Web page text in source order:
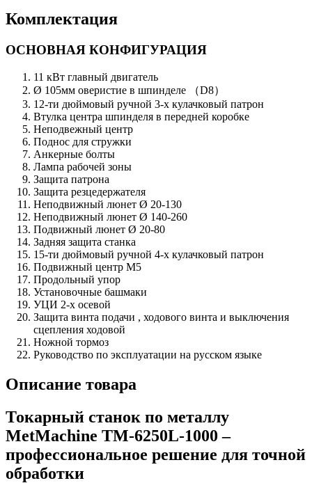
Комплектация
ОСНОВНАЯ КОНФИГУРАЦИЯ
11 кВт главный двигатель
Ø 105мм оверистие в шпинделе （D8）
12-ти дюймовый ручной 3-х кулачковый патрон
Втулка центра шпинделя в передней коробке
Неподвежный центр
Поднос для стружки
Анкерные болты
Лампа рабочей зоны
Защита патрона
Защита резцедержателя
Неподвижный люнет Ø 20-130
Неподвижный люнет Ø 140-260
Подвижный люнет Ø 20-80
Задняя защита станка
15-ти дюймовый ручной 4-х кулачковый патрон
Подвижный центр М5
Продольный упор
Установочные башмаки
УЦИ 2-х осевой
Защита винта подачи , ходового винта и выключения
сцепления ходовой
Ножной тормоз
Руководство по эксплуатации на русском языке
Описание товара
Токарный станок по металлу
MetMachine ТМ-6250L-1000 –
профессиональное решение для точной
обработки